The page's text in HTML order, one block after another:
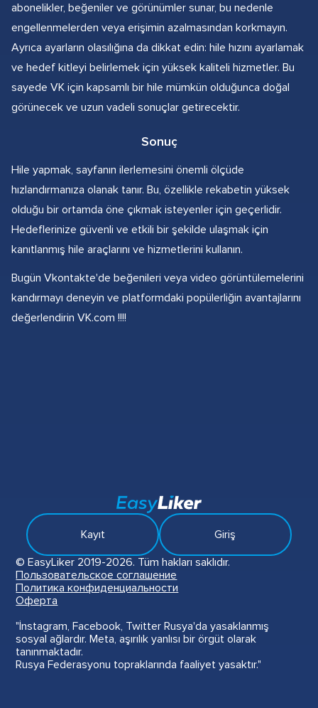
abonelikler, beğeniler ve görünümler sunar, bu nedenle
engellenmelerden veya erişimin azalmasından korkmayın.
Ayrıca ayarların olasılığına da dikkat edin: hile hızını ayarlamak
ve hedef kitleyi belirlemek için yüksek kaliteli hizmetler. Bu
sayede VK için kapsamlı bir hile mümkün olduğunca doğal
görünecek ve uzun vadeli sonuçlar getirecektir.
Sonuç
Hile yapmak, sayfanın ilerlemesini önemli ölçüde
hızlandırmanıza olanak tanır. Bu, özellikle rekabetin yüksek
olduğu bir ortamda öne çıkmak isteyenler için geçerlidir.
Hedeflerinize güvenli ve etkili bir şekilde ulaşmak için
kanıtlanmış hile araçlarını ve hizmetlerini kullanın.
Bugün Vkontakte'de beğenileri veya video görüntülemelerini
kandırmayı deneyin ve platformdaki popülerliğin avantajlarını
değerlendirin VK.com !!!!
Kayıt
Giriş
© EasyLiker 2019-2026. Tüm hakları saklıdır.
Пользовательское соглашение
Политика конфиденциальности
Оферта
"İnstagram, Facebook, Twitter Rusya'da yasaklanmış
sosyal ağlardır. Meta, aşırılık yanlısı bir örgüt olarak
tanınmaktadır.
Rusya Federasyonu topraklarında faaliyet yasaktır."